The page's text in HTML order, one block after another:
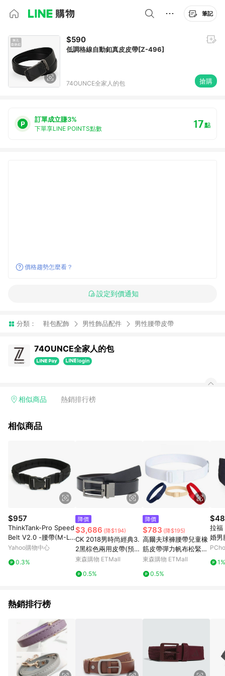
筆記
$590
低調格線自動釦真皮皮帶[Z-496]
74OUNCE全家人的包 搶購
訂單成立賺3%
下單享LINE POINTS點數 17點
價格趨勢怎麼看？
設定到價通知
分類： 鞋包配飾 男性飾品配件 男性腰帶皮帶
74OUNCE全家人的包
相似商品 熱銷排行榜
相似商品
$957
ThinkTank-Pro Speed
Belt V2.0 -腰帶(M-L)-
PS007
Yahoo購物中心
0.3%
降價
$3,686 (降$194)
CK 2018男時尚經典3.
2黑棕色兩用皮帶(預
購)
東森購物 ETMall
0.5%
降價
$783 (降$195)
高爾夫球褲腰帶兒童橡
筋皮帶彈力帆布松緊帶
男女童運動休閑皮帶
東森購物 ETMall
0.5%
拉福
婚男
1%
熱銷排行榜